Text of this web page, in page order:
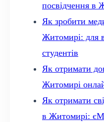
посвідчення в
Як зробити
Житомирі: для
студентів
Як отримати
Житомирі
Як отримати
в Житомирі: